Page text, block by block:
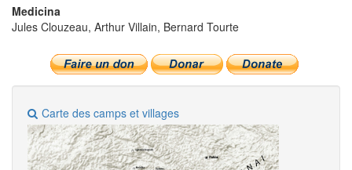
Medicina
Jules Clouzeau, Arthur Villain, Bernard Tourte
Carte des camps et villages